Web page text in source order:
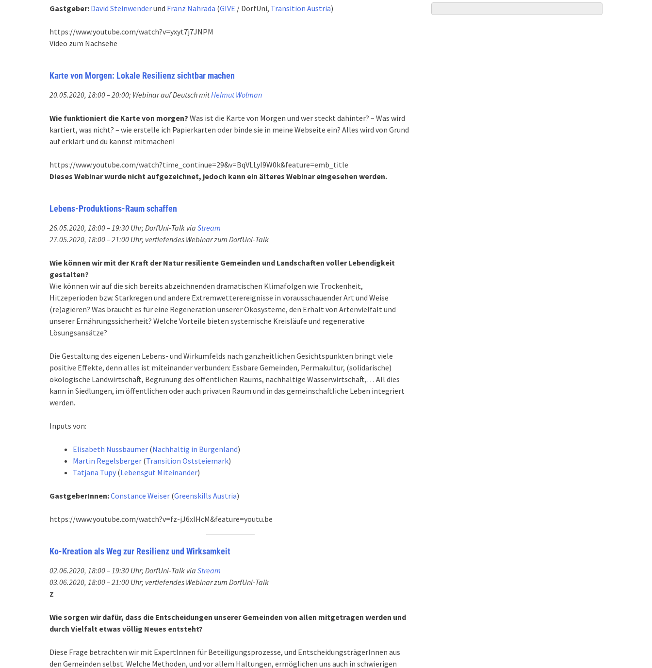
Gastgeber: David Steinwenderund Franz Nahrada (GIVE / DorfUni, Transition Austria)
https://www.youtube.com/watch?v=yxyt7j7JNPM
Video zum Nachsehe
Karte von Morgen: Lokale Resilienz sichtbar machen
20.05.2020, 18:00 – 20:00; Webinar auf Deutsch mitHelmut Wolman
Wie funktioniert die Karte von morgen? Was ist die Karte von Morgen und wer steckt dahinter? – Was wird
kartiert, was nicht? – wie erstelle ich Papierkarten oder binde sie in meine Webseite ein? Alles wird von Grund
auf erklärt und du kannst mitmachen!
https://www.youtube.com/watch?time_continue=29&v=BqVLLyI9W0k&feature=emb_title
Dieses Webinar wurde nicht aufgezeichnet, jedoch kann ein älteres Webinar eingesehen werden.
Lebens-Produktions-Raum schaffen
26.05.2020, 18:00 – 19:30 Uhr; DorfUni-Talk via Stream
27.05.2020, 18:00 – 21:00 Uhr; vertiefendes Webinar zum DorfUni-Talk
Wie können wir mit der Kraft der Natur resiliente Gemeinden und Landschaften voller Lebendigkeit
gestalten?
Wie können wir auf die sich bereits abzeichnenden dramatischen Klimafolgen wie Trockenheit,
Hitzeperioden bzw. Starkregen und andere Extremwetterereignisse in vorausschauender Art und Weise
(re)agieren? Was braucht es für eine Regeneration unserer Ökosysteme, den Erhalt von Artenvielfalt und
unserer Ernährungssicherheit? Welche Vorteile bieten systemische Kreisläufe und regenerative
Lösungsansätze?
Die Gestaltung des eigenen Lebens- und Wirkumfelds nach ganzheitlichen Gesichtspunkten bringt viele
positive Effekte, denn alles ist miteinander verbunden: Essbare Gemeinden, Permakultur, (solidarische)
ökologische Landwirtschaft, Begrünung des öffentlichen Raums, nachhaltige Wasserwirtschaft,… All dies
kann in Siedlungen, im öffentlichen oder auch privaten Raum und in das gemeinschaftliche Leben integriert
werden.
Inputs von:
Elisabeth Nussbaumer (Nachhaltig in Burgenland)
Martin Regelsberger (Transition Oststeiemark)
Tatjana Tupy (Lebensgut Miteinander)
GastgeberInnen:Constance Weiser (Greenskills Austria)
https://www.youtube.com/watch?v=fz-jJ6xIHcM&feature=youtu.be
Ko-Kreation als Weg zur Resilienz und Wirksamkeit
02.06.2020, 18:00 – 19:30 Uhr; DorfUni-Talk via Stream
03.06.2020, 18:00 – 21:00 Uhr; vertiefendes Webinar zum DorfUni-Talk
Z
Wie sorgen wir dafür, dass die Entscheidungen unserer Gemeinden von allen mitgetragen werden und
durch Vielfalt etwas völlig Neues entsteht?
Diese Frage betrachten wir mit ExpertInnen für Beteiligungsprozesse, und EntscheidungsträgerInnen aus
den Gemeinden selbst. Welche Methoden, und vor allem Haltungen, ermöglichen uns auch in schwierigen